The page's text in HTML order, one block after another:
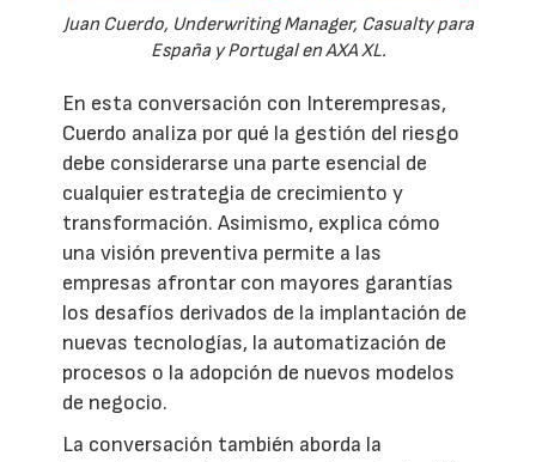
Juan Cuerdo, Underwriting Manager, Casualty para
España y Portugal en AXA XL.
En esta conversación con Interempresas,
Cuerdo analiza por qué la gestión del riesgo
debe considerarse una parte esencial de
cualquier estrategia de crecimiento y
transformación. Asimismo, explica cómo
una visión preventiva permite a las
empresas afrontar con mayores garantías
los desafíos derivados de la implantación de
nuevas tecnologías, la automatización de
procesos o la adopción de nuevos modelos
de negocio.
La conversación también aborda la